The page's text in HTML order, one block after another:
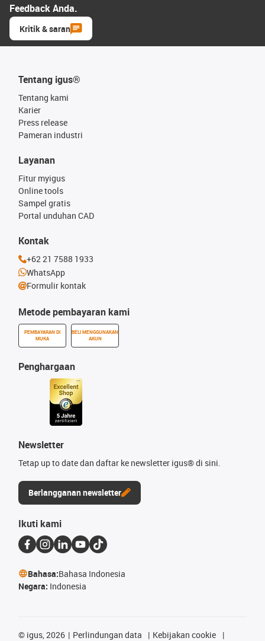
Feedback Anda.
Kritik & saran
Tentang igus®
Tentang kami
Karier
Press release
Pameran industri
Metode pembayaran kami
PEMBAYARAN DI
MUKA
BELI MENGGUNAKAN
AKUN
Layanan
Fitur myigus
Online tools
Sampel gratis
Portal unduhan CAD
Penghargaan
Newsletter
Tetap up to date dan daftar ke newsletter igus® di sini.
Berlangganan newsletter
Kontak
+62 21 7588 1933
WhatsApp
Formulir kontak
Ikuti kami
Bahasa:Bahasa Indonesia
Negara: Indonesia
© igus, 2026 Perlindungan data
Kebijakan cookie